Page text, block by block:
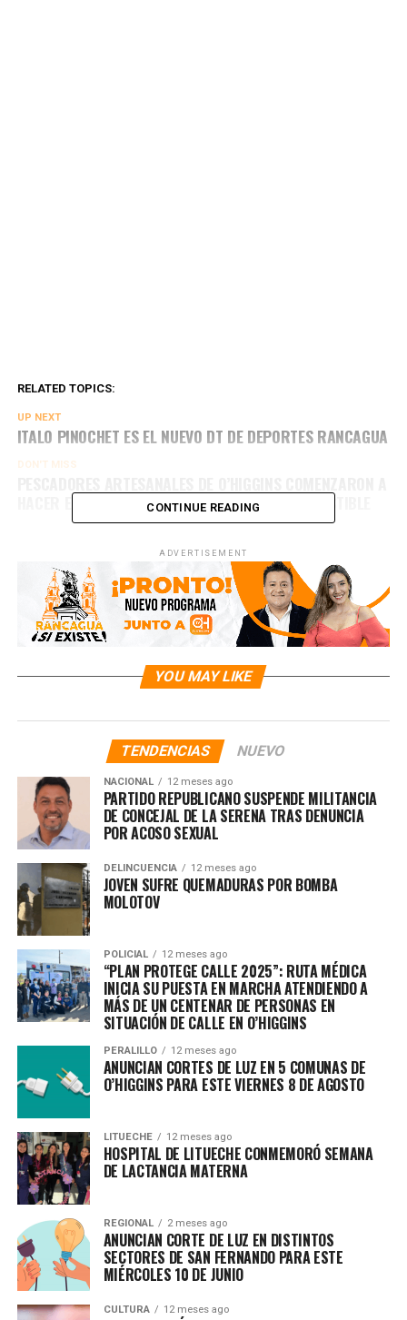
RELATED TOPICS:
UP NEXT
ITALO PINOCHET ES EL NUEVO DT DE DEPORTES RANCAGUA
DON'T MISS
HACER EFECTIVO EL COBRO DE CUPÓN DE COMBUSTIBLE
CONTINUE READING
ADVERTISEMENT
YOU MAY LIKE
TENDENCIAS NUEVO
NACIONAL 12 meses ago
PARTIDO REPUBLICANO SUSPENDE MILITANCIA
DE CONCEJAL DE LA SERENA TRAS DENUNCIA
POR ACOSO SEXUAL
DELINCUENCIA 12 meses ago
JOVEN SUFRE QUEMADURAS POR BOMBA
MOLOTOV
POLICIAL 12 meses ago
“PLAN PROTEGE CALLE 2025”: RUTA MÉDICA
INICIA SU PUESTA EN MARCHA ATENDIENDO A
MÁS DE UN CENTENAR DE PERSONAS EN
SITUACIÓN DE CALLE EN O’HIGGINS
PERALILLO 12 meses ago
ANUNCIAN CORTES DE LUZ EN 5 COMUNAS DE
O’HIGGINS PARA ESTE VIERNES 8 DE AGOSTO
LITUECHE 12 meses ago
HOSPITAL DE LITUECHE CONMEMORÓ SEMANA
DE LACTANCIA MATERNA
REGIONAL 2 meses ago
ANUNCIAN CORTE DE LUZ EN DISTINTOS
SECTORES DE SAN FERNANDO PARA ESTE
MIÉRCOLES 10 DE JUNIO
CULTURA 12 meses ago